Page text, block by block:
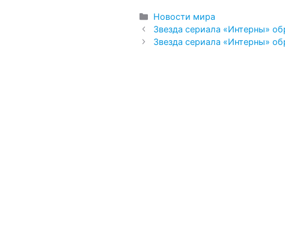
Рубрики
Новости мира
Звезда сериала «Интерны»
Звезда сериала «Интерны»